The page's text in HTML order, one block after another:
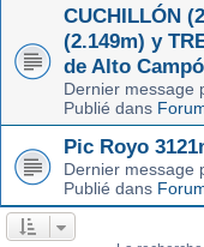
CUCHILLÓN
(2.149m) y
de Alto
Dernier message
Publié dans
Pic Royo
Dernier message
Publié dans